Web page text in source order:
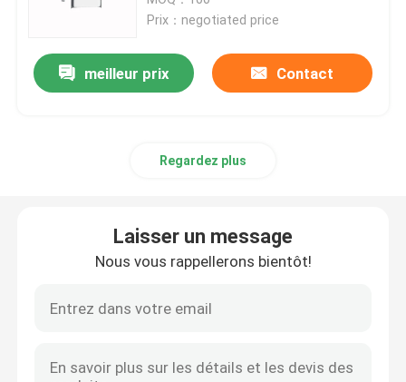
Batterie à la maison d'énergie
Prix：negotiated price
meilleur prix Contact
Regardez plus
Laisser un message
Nous vous rappellerons bientôt!